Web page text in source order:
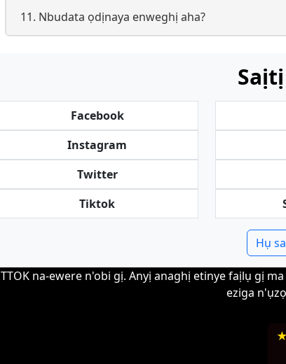
11. Nbudata ọdịnaya enweghị aha?
Facebook
Instagram
Twitter
Tiktok
Hụ
TTOK na-ewere n'obi gị. Anyị anaghị etinye faịlụ gị
eziga
★